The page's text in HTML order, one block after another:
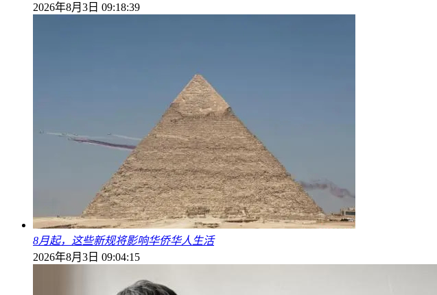
2026年8月3日 09:18:39
8月起，这些新规将影响华侨华人生活
2026年8月3日 09:04:15